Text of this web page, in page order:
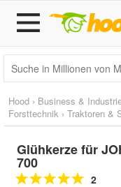
Hood › Business &
Forsttechnik › Traktoren &
Glühkerze für
700
2